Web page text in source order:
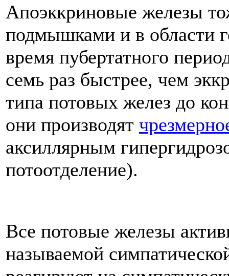
Апоэккриновые железы
подмышками и в области
время пубертатного
семь раз быстрее, чем
типа потовых желез до
они производят
аксиллярным
потоотделение).
Все потовые железы
называемой